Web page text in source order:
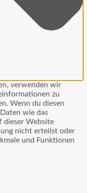
verwenden wir
zu
Wenn du diesen
wie das
dieser Website
nicht erteilst oder
und Funktionen